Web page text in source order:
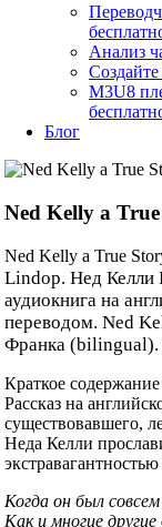
Анализ
M3U8
Блог
Ned Kelly a
Ned Kelly a True
Lindop. Нед Келли
аудиокнига на
переводом. Ned
Франка (bilingual).
Краткое
Рассказ на
существовавшего,
Неда Келли
Когда он был
Как и многие